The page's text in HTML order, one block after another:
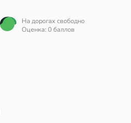
На дорогах свободно
Оценка: 0 баллов